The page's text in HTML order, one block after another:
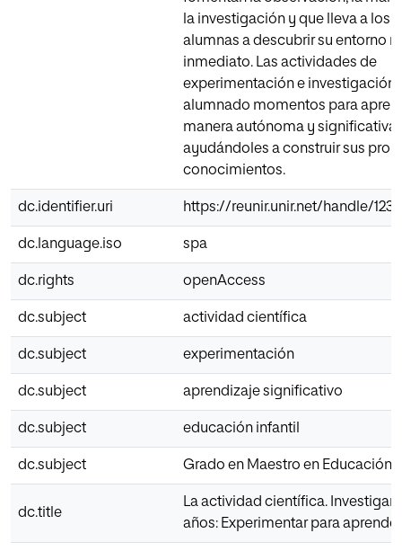
la investigación y que lleva a los
alumnas a descubrir su entorno
inmediato. Las actividades de
experimentación e investigación
alumnado momentos para
manera autónoma y significativa,
ayudándoles a construir sus
conocimientos.
dc.identifier.uri https://reunir.unir.net/handle/
dc.language.iso spa
dc.rights openAccess
dc.subject actividad científica
dc.subject experimentación
dc.subject aprendizaje significativo
dc.subject educación infantil
dc.subject Grado en Maestro en Educación
dc.title
La actividad científica.
años: Experimentar para